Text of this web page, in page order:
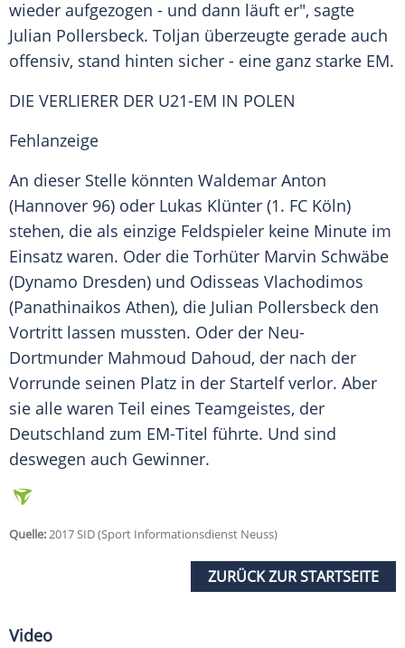
wieder aufgezogen - und dann läuft er", sagte
Julian Pollersbeck. Toljan überzeugte gerade auch
offensiv, stand hinten sicher - eine ganz starke EM.
DIE VERLIERER DER U21-EM IN POLEN
Fehlanzeige
An dieser Stelle könnten Waldemar Anton
(Hannover 96) oder Lukas Klünter (1. FC Köln)
stehen, die als einzige Feldspieler keine Minute im
Einsatz waren. Oder die Torhüter Marvin Schwäbe
(Dynamo Dresden) und Odisseas Vlachodimos
(Panathinaikos Athen), die Julian Pollersbeck den
Vortritt lassen mussten. Oder der Neu-
Dortmunder Mahmoud Dahoud, der nach der
Vorrunde seinen Platz in der Startelf verlor. Aber
sie alle waren Teil eines Teamgeistes, der
Deutschland zum EM-Titel führte. Und sind
deswegen auch Gewinner.
Quelle:2017 SID (Sport Informationsdienst Neuss)
ZURÜCK ZUR STARTSEITE
Video